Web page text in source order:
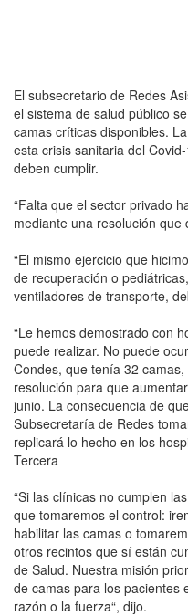
El subsecretario de Redes
el sistema de salud público
camas críticas disponibles.
esta crisis sanitaria del
deben cumplir.
“Falta que el sector privado
mediante una resolución que
“El mismo ejercicio que
de recuperación o
ventiladores de transporte,
“Le hemos demostrado con
puede realizar. No puede
Condes, que tenía 32
resolución para que
junio. La consecuencia de
Subsecretaría de Redes
replicará lo hecho en los
Tercera
“Si las clínicas no cumplen
que tomaremos el control:
habilitar las camas o
otros recintos que sí están
de Salud. Nuestra misión
de camas para los pacientes
razón o la fuerza“, dijo.